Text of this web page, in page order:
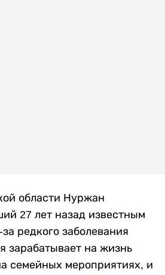
области Нуржан
27 лет назад известным
редкого заболевания
зарабатывает на жизнь
семейных мероприятиях, и